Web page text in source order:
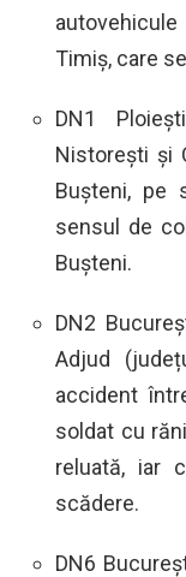
Timiș, care
DN1
Nistorești și
Bușteni, pe
sensul de
Bușteni.
DN2
Adjud
accident
soldat cu
reluată, iar
scădere.
DN6